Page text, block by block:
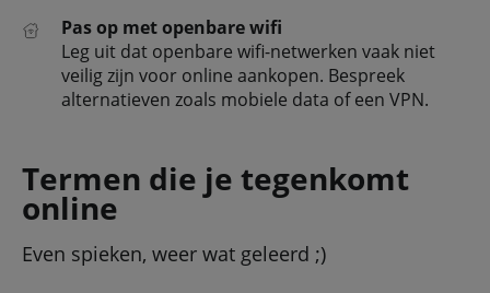
Pas op met openbare wifi
Leg uit dat openbare wifi-netwerken vaak niet
veilig zijn voor online aankopen. Bespreek
alternatieven zoals mobiele data of een VPN.
Termen die je tegenkomt
online
Even spieken, weer wat geleerd ;)